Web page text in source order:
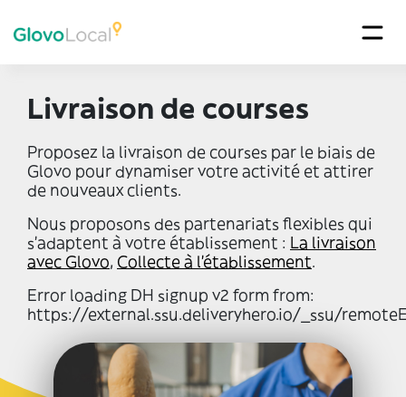
Livraison de courses
Proposez la livraison de courses par le biais de
Glovo pour dynamiser votre activité et attirer
de nouveaux clients.
Nous proposons des partenariats flexibles qui
s'adaptent à votre établissement : La livraison
avec Glovo, Collecte à l’établissement.
Error loading DH signup v2 form from:
https://external.ssu.deliveryhero.io/_ssu/